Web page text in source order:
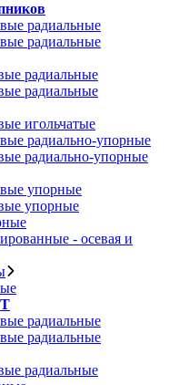
радиальные
радиальные
радиальные
радиальные
игольчатые
радиально-упорные
радиально-упорные
упорные
упорные
- осевая и
радиальные
радиальные
радиальные